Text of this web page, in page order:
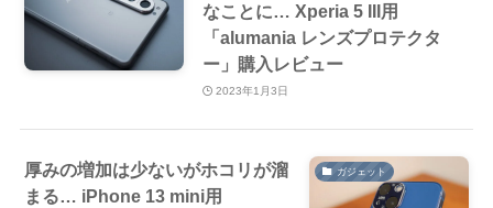
なことに… Xperia 5 III用
「alumania レンズプロテクタ
ー」購入レビュー
2023年1月3日
ガジェット
厚みの増加は少ないがホコリが溜
まる… iPhone 13 mini用